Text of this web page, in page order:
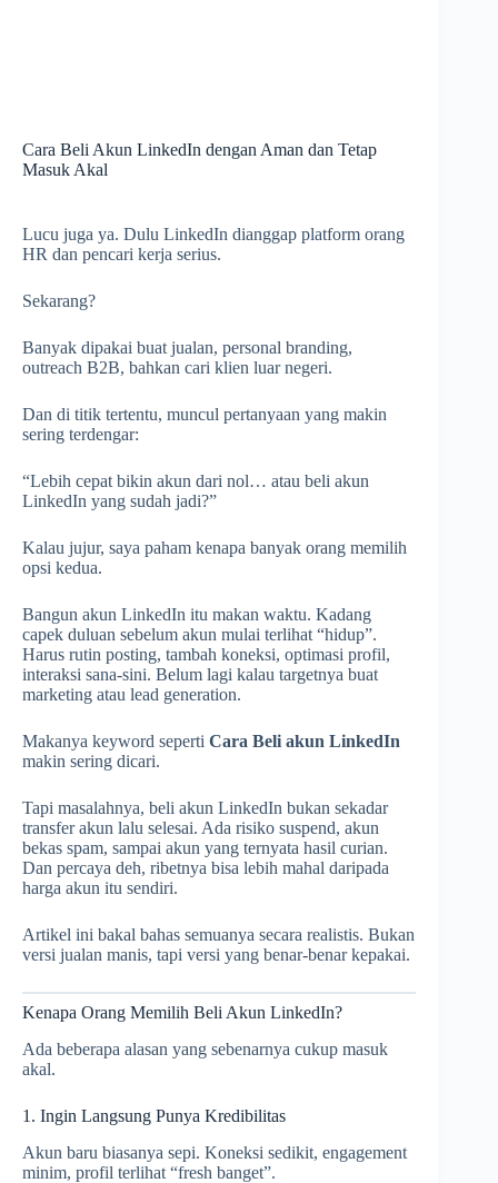
Cara Beli Akun LinkedIn dengan Aman dan Tetap
Masuk Akal
Lucu juga ya. Dulu LinkedIn dianggap platform orang
HR dan pencari kerja serius.
Sekarang?
Banyak dipakai buat jualan, personal branding,
outreach B2B, bahkan cari klien luar negeri.
Dan di titik tertentu, muncul pertanyaan yang makin
sering terdengar:
“Lebih cepat bikin akun dari nol… atau beli akun
LinkedIn yang sudah jadi?”
Kalau jujur, saya paham kenapa banyak orang memilih
opsi kedua.
Bangun akun LinkedIn itu makan waktu. Kadang
capek duluan sebelum akun mulai terlihat “hidup”.
Harus rutin posting, tambah koneksi, optimasi profil,
interaksi sana-sini. Belum lagi kalau targetnya buat
marketing atau lead generation.
Makanya keyword seperti Cara Beli akun LinkedIn
makin sering dicari.
Tapi masalahnya, beli akun LinkedIn bukan sekadar
transfer akun lalu selesai. Ada risiko suspend, akun
bekas spam, sampai akun yang ternyata hasil curian.
Dan percaya deh, ribetnya bisa lebih mahal daripada
harga akun itu sendiri.
Artikel ini bakal bahas semuanya secara realistis. Bukan
versi jualan manis, tapi versi yang benar-benar kepakai.
Kenapa Orang Memilih Beli Akun LinkedIn?
Ada beberapa alasan yang sebenarnya cukup masuk
akal.
1. Ingin Langsung Punya Kredibilitas
Akun baru biasanya sepi. Koneksi sedikit, engagement
minim, profil terlihat “fresh banget”.